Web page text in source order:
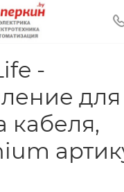
-
для
кабеля,